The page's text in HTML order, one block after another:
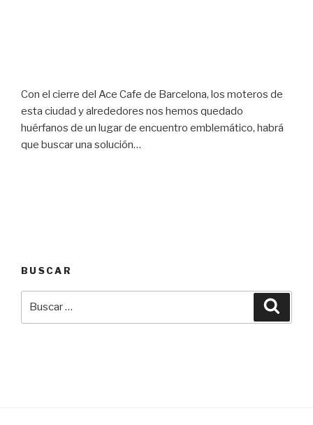
Con el cierre del Ace Cafe de Barcelona, los moteros de
esta ciudad y alrededores nos hemos quedado
huérfanos de un lugar de encuentro emblemático, habrá
que buscar una solución…
BUSCAR